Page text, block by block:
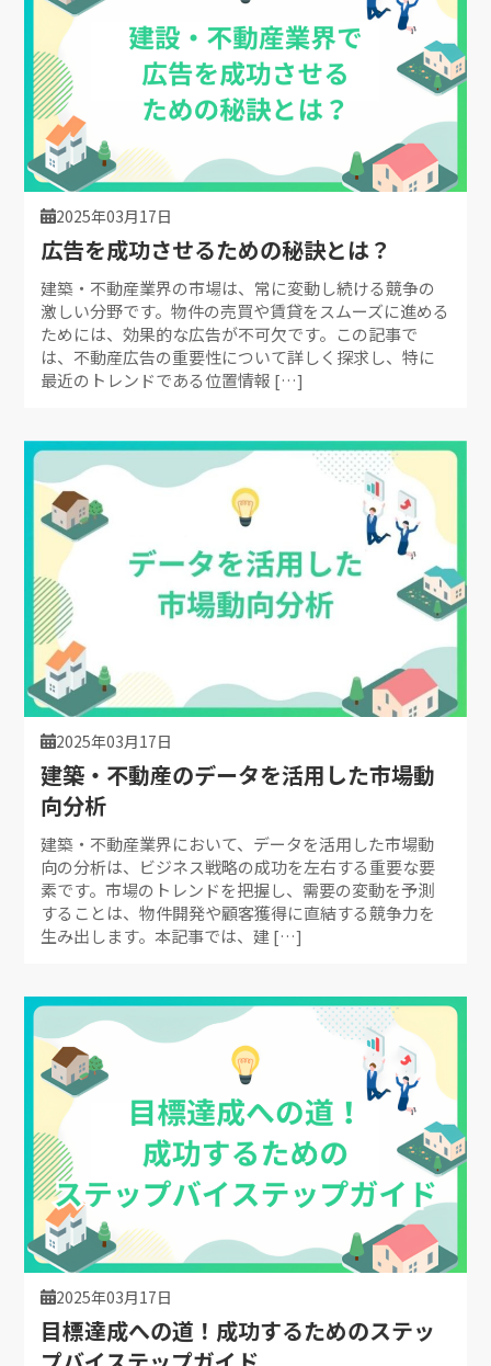
2025年03月17日
広告を成功させるための秘訣とは？
建築・不動産業界の市場は、常に変動し続ける競争の
激しい分野です。物件の売買や賃貸をスムーズに進める
ためには、効果的な広告が不可欠です。この記事で
は、不動産広告の重要性について詳しく探求し、特に
最近のトレンドである位置情報 […]
2025年03月17日
建築・不動産のデータを活用した市場動
向分析
建築・不動産業界において、データを活用した市場動
向の分析は、ビジネス戦略の成功を左右する重要な要
素です。市場のトレンドを把握し、需要の変動を予測
することは、物件開発や顧客獲得に直結する競争力を
生み出します。本記事では、建 […]
2025年03月17日
目標達成への道！成功するためのステッ